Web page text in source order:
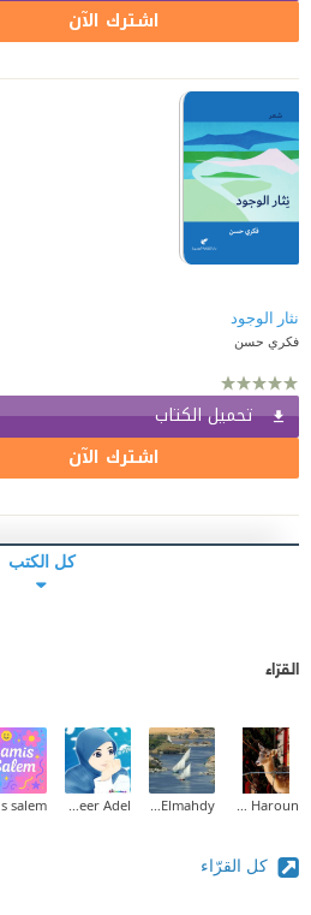
اشترك الآن
نثار الوجود
فكري حسن
تحميل الكتاب
اشترك الآن
كل الكتب
القرّاء
كل القرّاء